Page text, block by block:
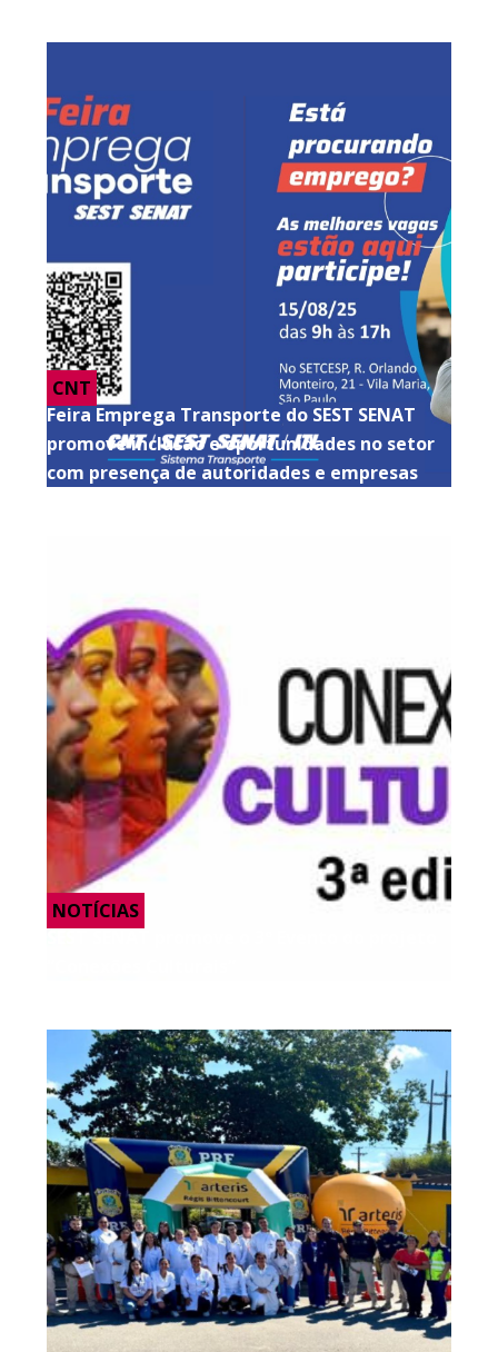
CNT
Feira Emprega Transporte do SEST SENAT
promove inclusão e oportunidades no setor
com presença de autoridades e empresas
NOTÍCIAS